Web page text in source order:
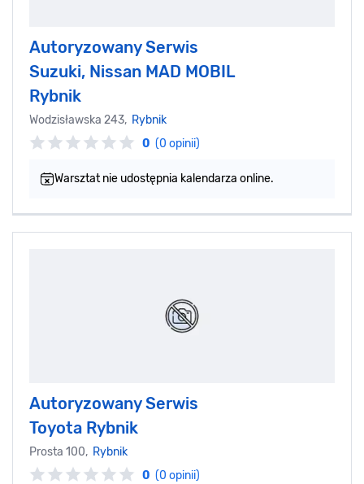
Autoryzowany Serwis
Suzuki, Nissan MAD MOBIL
Rybnik
Wodzisławska 243, Rybnik
0 (0 opinii)
Warsztat nie udostępnia kalendarza online.
Autoryzowany Serwis
Toyota Rybnik
Prosta 100, Rybnik
0 (0 opinii)